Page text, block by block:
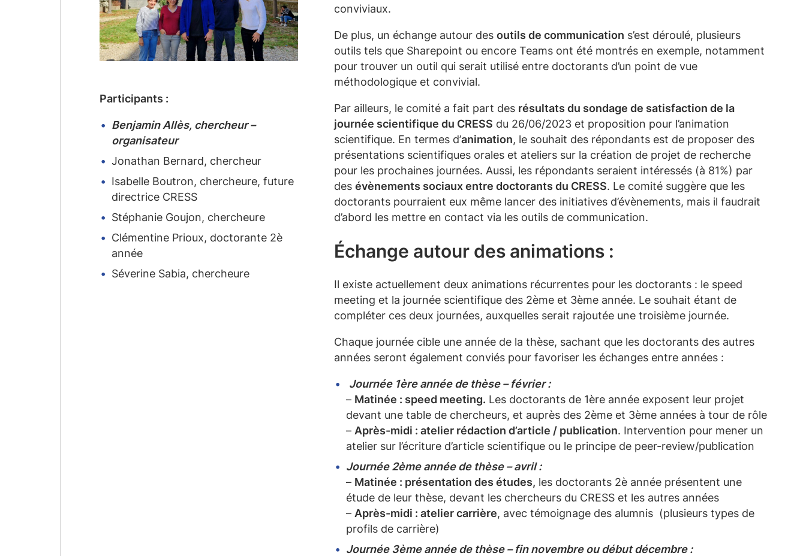
Participants :
Benjamin Allès, chercheur –
organisateur
Jonathan Bernard, chercheur
Isabelle Boutron, chercheure, future
directrice CRESS
Stéphanie Goujon, chercheure
Clémentine Prioux, doctorante 2è
année
Séverine Sabia, chercheure
conviviaux.
De plus, un échange autour des outils de communication s’est déroulé, plusieurs
outils tels que Sharepoint ou encore Teams ont été montrés en exemple, notamment
pour trouver un outil qui serait utilisé entre doctorants d’un point de vue
méthodologique et convivial.
Par ailleurs, le comité a fait part des résultats du sondage de satisfaction de la
journée scientifique du CRESS du 26/06/2023 et proposition pour l’animation
scientifique. En termes d’animation, le souhait des répondants est de proposer des
présentations scientifiques orales et ateliers sur la création de projet de recherche
pour les prochaines journées. Aussi, les répondants seraient intéressés (à 81%) par
des évènements sociaux entre doctorants du CRESS. Le comité suggère que les
doctorants pourraient eux même lancer des initiatives d’évènements, mais il faudrait
d’abord les mettre en contact via les outils de communication.
Échange autour des animations :
Il existe actuellement deux animations récurrentes pour les doctorants : le speed
meeting et la journée scientifique des 2ème et 3ème année. Le souhait étant de
compléter ces deux journées, auxquelles serait rajoutée une troisième journée.
Chaque journée cible une année de la thèse, sachant que les doctorants des autres
années seront également conviés pour favoriser les échanges entre années :
Journée 1ère année de thèse – février :
– Matinée : speed meeting. Les doctorants de 1ère année exposent leur projet
devant une table de chercheurs, et auprès des 2ème et 3ème années à tour de rôle
– Après-midi : atelier rédaction d’article / publication. Intervention pour mener un
atelier sur l’écriture d’article scientifique ou le principe de peer-review/publication
Journée 2ème année de thèse – avril :
– Matinée : présentation des études, les doctorants 2è année présentent une
étude de leur thèse, devant les chercheurs du CRESS et les autres années
– Après-midi : atelier carrière, avec témoignage des alumnis (plusieurs types de
profils de carrière)
Journée 3ème année de thèse – fin novembre ou début décembre :